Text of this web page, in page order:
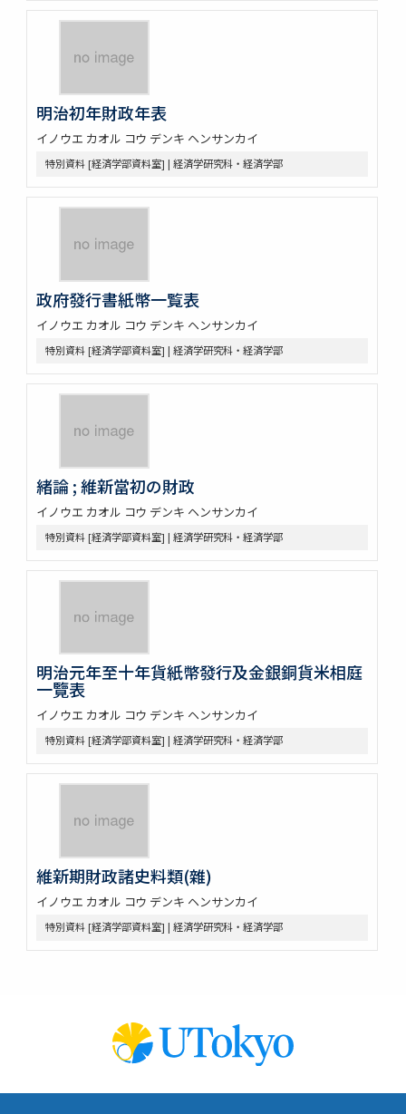
明治初年財政年表
イノウエ カオル コウ デンキ ヘンサンカイ
特別資料 [経済学部資料室] | 経済学研究科・経済学部
政府發行書紙幣一覧表
イノウエ カオル コウ デンキ ヘンサンカイ
特別資料 [経済学部資料室] | 経済学研究科・経済学部
緒論 ; 維新當初の財政
イノウエ カオル コウ デンキ ヘンサンカイ
特別資料 [経済学部資料室] | 経済学研究科・経済学部
明治元年至十年貨紙幣發行及金銀銅貨米相庭
一覽表
イノウエ カオル コウ デンキ ヘンサンカイ
特別資料 [経済学部資料室] | 経済学研究科・経済学部
維新期財政諸史料類(雜)
イノウエ カオル コウ デンキ ヘンサンカイ
特別資料 [経済学部資料室] | 経済学研究科・経済学部